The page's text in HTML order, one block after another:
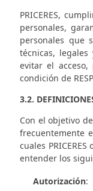
PRICERES,
personales,
personales que
técnicas,
evitar el
condición de
3.2.
Con el objetivo
frecuentemente
cuales PRICERES
entender los
Autorización: